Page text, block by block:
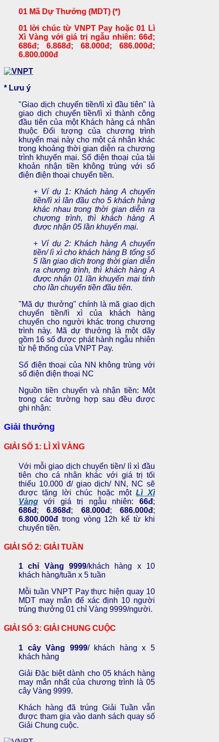
01 Mã Dự Thưởng (MDT) (*)
01 lời chúc từ VNPT Pay hoặc 01 Lì
Xì Vàng với giá trị ngẫu nhiên: 66đ;
686đ; 6.868đ; 68.000đ; 686.000đ;
6.800.000đ
* Lưu ý
"Giao dịch chuyển tiền/lì xì đầu tiên" là
giao dịch chuyển tiền/lì xì thành công
đầu tiên của một Khách hàng cá nhân
thuộc Đối tượng của chương trình
khuyến mại này cho một cá nhân khác
trong khoảng thời gian diễn ra chương
trình khuyến mại. Số điện thoại của tài
khoản nhận tiền không trùng với số
điện điện thoại chuyển tiền.
+ Ví dụ 1: Khách hàng A chuyển
tiền/lì xì lần đầu cho 5 khách hàng
khác nhau trong thời gian diễn ra
chương trình, thì khách hàng A
được nhận 05 lần khuyến mại.
+ Ví dụ 2: Khách hàng A chuyển
tiền/ lì xì cho khách hàng B tổng số
5 lần giao dịch trong thời gian diễn
ra chương trình, thì khách hàng A
được nhận 01 lần khuyến mại tính
cho lần chuyển tiền đầu tiên.
"Mã dự thưởng" chính là mã giao dịch
chuyển tiền/lì xì của khách hàng
chuyển cho người khác trong chương
trình này. Mã dự thưởng là một dãy
gồm 16 số được phát hành ngẫu nhiên
từ hệ thống của VNPT Pay.
Số điện thoại của NN không trùng với
số điện điện thoại NC
Nguồn tiền chuyển và nhận tiền: Một
trong các trường hợp sau đều được
ghi nhận:
Giải thưởng
GIẢI SỐ 1: LÌ XÌ VÀNG
Với mỗi giao dịch chuyển tiền/ lì xì đầu
tiên cho cá nhân khác với giá trị tối
thiểu 10.000 đ/ giao dịch/ NN, NC sẽ
được tặng lời chúc hoặc mộtLì Xì
Vàng với giá trị ngẫu nhiên: 66đ;
686đ;6.868đ; 68.000đ; 686.000đ;
6.800.000đ trong vòng 12h kể từ khi
chuyển tiền.
GIẢI SỐ 2: GIẢI TUẦN
1 chỉ Vàng 9999/khách hàng x 10
khách hàng/tuần x 5 tuần
Mỗi tuần VNPT Pay thực hiện quay 10
MDT may mắn để xác định 10 người
trúng thưởng 01 chỉ Vàng 9999/người.
GIẢI SỐ 3: GIẢI CHUNG CUỘC
1 cây Vàng 9999/ khách hàng x 5
khách hàng
Giải Đặc biệt dành cho 05 khách hàng
may mắn nhất của chương trình là 05
cây Vàng 9999.
Khách hàng đã trúng Giải Tuần vẫn
được tham gia vào danh sách quay số
Giải Chung cuộc.